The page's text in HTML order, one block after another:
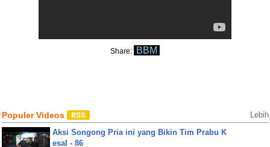
Share: BBM
Populer Videos Lebih
Aksi Songong Pria ini yang Bikin Tim Prabu K
esal - 86